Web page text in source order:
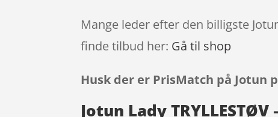
Mange leder efter den billigste
finde tilbud her: Gå til shop
Husk der er PrisMatch på Jotun
Jotun Lady TRYLLESTØV